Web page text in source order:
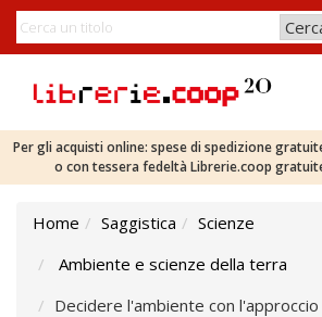
Per gli acquisti online: spese di spedizione
o con tessera fedeltà Librerie.coop
Home Saggistica
Scienze
Ambiente e scienze della terra
Decidere l'ambiente con